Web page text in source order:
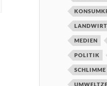
MEDIEN
POLITIK